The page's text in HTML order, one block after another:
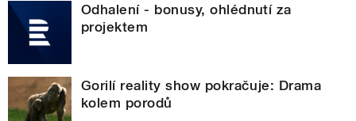
Odhalení - bonusy, ohlédnutí za
projektem
Gorilí reality show pokračuje: Drama
kolem porodů